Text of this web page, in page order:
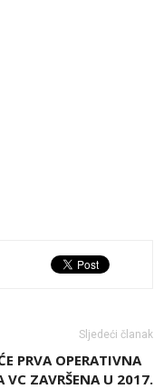
Sljedeći članak
PRVA OPERATIVNA
VC ZAVRŠENA U 2017.